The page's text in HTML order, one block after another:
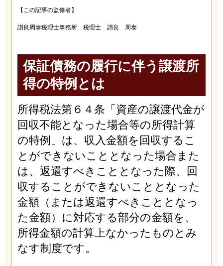
【この記事の監修者】
讃良周泰税理士事務所 税理士 讃良 周泰
保証債務の履行に伴う譲渡所
得の特例とは
所得税法第６４条「資産の譲渡代金が
回収不能となった場合等の所得計算
の特例」は、収入金額を回収するこ
とができないこととなった場合また
は、返還すべきこととなった際、回
収することができないこととなった
金額（または返還すべきこととなっ
た金額）に対応する部分の金額を、
所得金額の計算上なかったものとみ
なす制度です。